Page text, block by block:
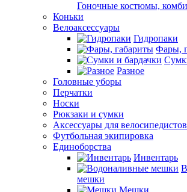
Гоночные костюмы,
Коньки
Велоаксессуары
Гидропаки
Фары,
Разное
Головные уборы
Перчатки
Носки
Рюкзаки и сумки
Аксессуары для велосипедистов
Футбольная экипировка
Единоборства
Инвентарь
мешки
Мешки